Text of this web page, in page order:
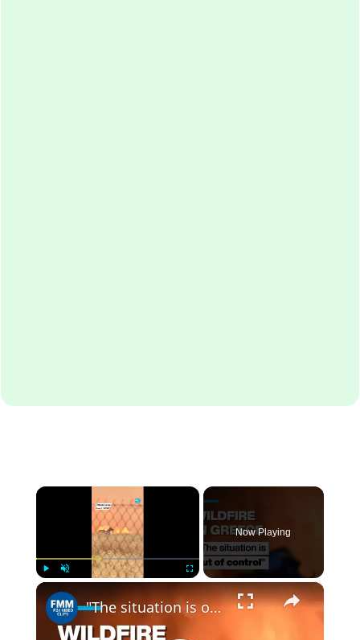
×
Now Playing
×
"The situation is out of control": Greek firefighters battle wildfire for fourth day